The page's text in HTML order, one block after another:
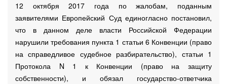
12 октября 2017 года по жалобам, поданным
заявителями Европейский Суд единогласно постановил,
что в данном деле власти Российской Федерации
нарушили требования пункта 1 статьи 6 Конвенции (право
на справедливое судебное разбирательство), статьи 1
Протокола N 1 к Конвенции (право на защиту
собственности), и обязал государство-ответчика